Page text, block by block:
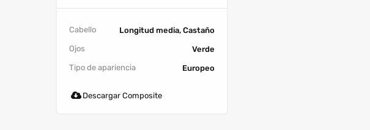
Cabello
Longitud media, Castaño
Ojos
Verde
Tipo de apariencia
Europeo
Descargar Composite